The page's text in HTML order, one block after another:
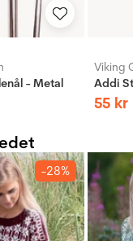
- Metal
Viking
55 kr
-28%